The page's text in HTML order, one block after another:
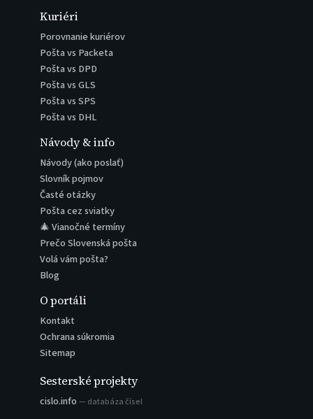
Kuriéri
Porovnanie kuriérov
Pošta vs Packeta
Pošta vs DPD
Pošta vs GLS
Pošta vs SPS
Pošta vs DHL
Návody & info
Návody (ako poslať)
Slovník pojmov
Časté otázky
Pošta cez sviatky
🎄 Vianočné termíny
Prečo Slovenská pošta
Volá vám pošta?
Blog
O portáli
Kontakt
Ochrana súkromia
Sitemap
Sesterské projekty
cislo.info — databáza čísel